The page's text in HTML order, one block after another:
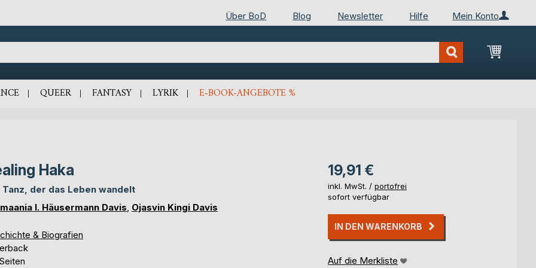
Mein Konto
Über BoD Blog Newsletter Hilfe
Mein
QUEER FANTASY LYRIK E-BOOK-ANGEBOTE %
Haka
Tanz, der das Leben wandelt
I. Häusermann Davis Ojasvin Kingi Davis
& Biografien
19,91 €
inkl. MwSt. / portofrei
sofort verfügbar
IN DEN WARENKORB
Auf die Merkliste